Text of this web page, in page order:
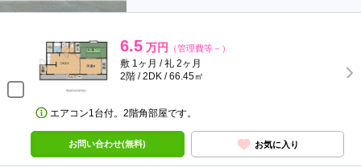
6.5 万円 （管理費等－）
敷 1ヶ月 / 礼 2ヶ月
2階 / 2DK / 66.45㎡
エアコン1台付。2階角部屋です。
お問い合わせ(無料) お気に入り